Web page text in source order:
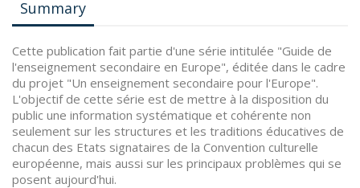
Summary
Cette publication fait partie d'une série intitulée "Guide de
l'enseignement secondaire en Europe", éditée dans le cadre
du projet "Un enseignement secondaire pour l'Europe".
L'objectif de cette série est de mettre à la disposition du
public une information systématique et cohérente non
seulement sur les structures et les traditions éducatives de
chacun des Etats signataires de la Convention culturelle
européenne, mais aussi sur les principaux problèmes qui se
posent aujourd'hui.